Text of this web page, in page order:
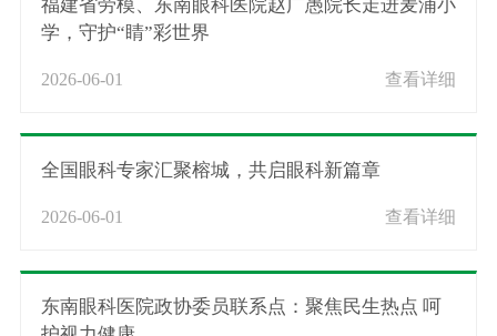
福建省劳模、东南眼科医院赵广愚院长走进麦浦小
学，守护“睛”彩世界
2026-06-01 查看详细
全国眼科专家汇聚榕城，共启眼科新篇章
2026-06-01 查看详细
东南眼科医院政协委员联系点：聚焦民生热点 呵